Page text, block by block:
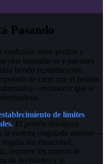
Pasando
confusión entre perdón y
traumáticos y patrones
herido repetidamente,
de creer que el perdón
que se
de límites
El perdón involucra
la corteza cingulada anterior—
regulación emocional.
requiere los centros de
de decisiones y la